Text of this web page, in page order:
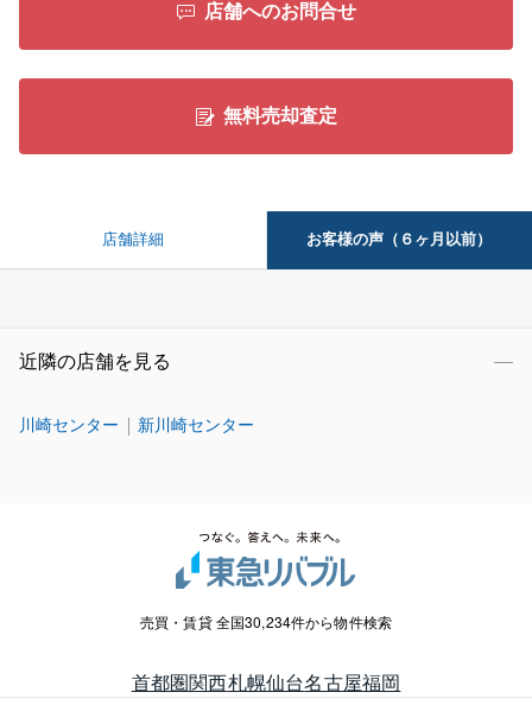
店舗へのお問合せ
無料売却査定
店舗詳細 お客様の声（６ヶ月以前）
近隣の店舗を見る
川崎センター 新川崎センター
売買・賃貸 全国30,234件から物件検索
首都圏関西札幌仙台名古屋福岡